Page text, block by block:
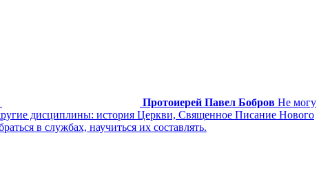
Протоиерей Павел Бобров Не могу
дисциплины: история Церкви, Священное Писание Нового
в службах, научиться их составлять.